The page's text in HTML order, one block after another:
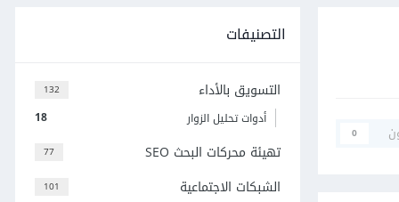
0
التصنيفات
132 التسويق بالأداء
18 أدوات تحليل الزوار
77 تهيئة محركات البحث SEO
101 الشبكات الاجتماعية